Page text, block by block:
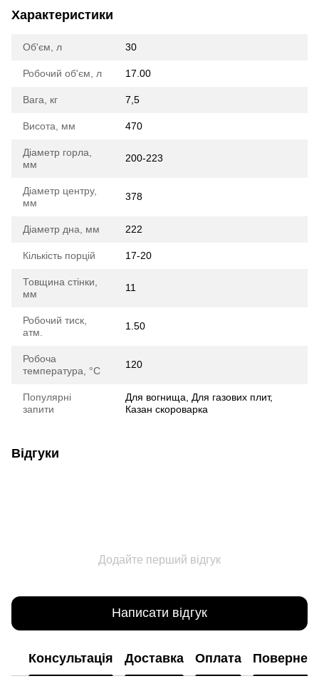
Характеристики
Об'єм, л 30
Робочий об'єм, л 17.00
Вага, кг 7,5
Висота, мм 470
Діаметр горла,
мм
200-223
Діаметр центру,
мм
378
Діаметр дна, мм 222
Кількість порцій 17-20
Товщина стінки,
мм
11
Робочий тиск,
атм.
1.50
Робоча
температура, °C
120
Популярні
запити
Для вогнища, Для газових плит,
Казан скороварка
Відгуки
Додайте перший відгук
Написати відгук
Консультація Доставка Оплата